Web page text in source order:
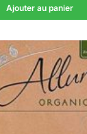
Ajouter au panier